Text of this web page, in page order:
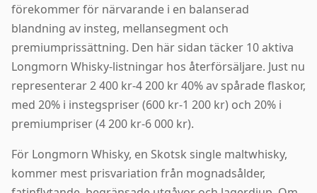
förekommer för närvarande i en balanserad
blandning av insteg, mellansegment och
premiumprissättning. Den här sidan täcker 10 aktiva
Longmorn Whisky-listningar hos återförsäljare. Just nu
representerar 2 400 kr-4 200 kr 40% av spårade flaskor,
med 20% i instegspriser (600 kr-1 200 kr) och 20% i
premiumpriser (4 200 kr-6 000 kr).
För Longmorn Whisky, en Skotsk single maltwhisky,
kommer mest prisvariation från mognadsålder,